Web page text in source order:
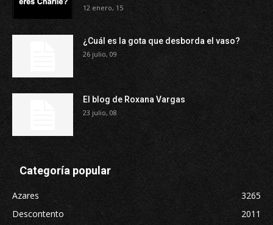
12 enero, 15
¿Cuál es la gota que desborda el vaso?
26 julio, 09
El blog de Roxana Vargas
23 julio, 08
Categoría popular
Azares
3265
Descontento
2011